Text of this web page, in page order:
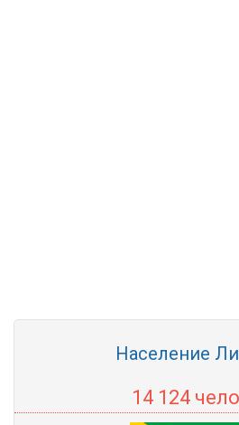
Население
14 124